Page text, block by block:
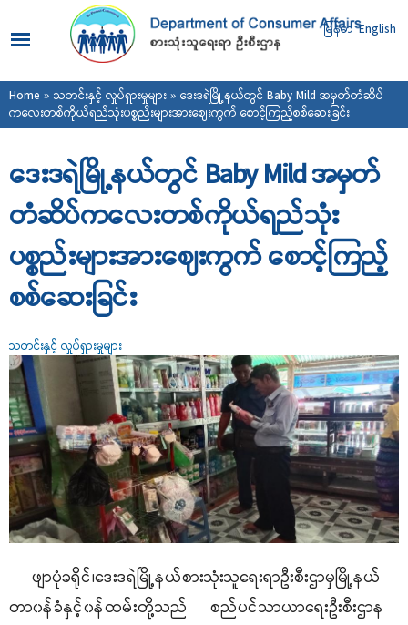
main
content
မြန်မာ English
You are here
Home » သတင်းနှင့် လှုပ်ရှားမှုများ» ဒေးဒရဲမြို့နယ်တွင် Baby Mild အမှတ်တံဆိပ်
ကလေးတစ်ကိုယ်ရည်သုံးပစ္စည်းများအားဈေးကွက် စောင့်ကြည့်စစ်ဆေးခြင်း
ဒေးဒရဲမြို့နယ်တွင် Baby Mild အမှတ်
တံဆိပ်ကလေးတစ်ကိုယ်ရည်သုံး
ပစ္စည်းများအားဈေးကွက် စောင့်ကြည့်
စစ်ဆေးခြင်း
သတင်းနှင့် လှုပ်ရှားမှုများ
ဖျာပုံခရိုင်၊ဒေးဒရဲမြို့နယ်စားသုံးသူရေးရာဦးစီးဌာမှမြို့နယ်
တာ၀န်ခံနှင့်၀န်ထမ်းတို့သည် စည်ပင်သာယာရေးဦးစီးဌာန